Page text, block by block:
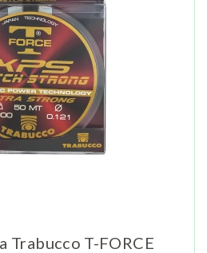
Trabucco T-FORCE